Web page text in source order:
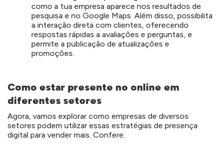
como a tua empresa aparece nos resultados de
pesquisa e no Google Maps. Além disso, possibilita
a interação direta com clientes, oferecendo
respostas rápidas a avaliações e perguntas, e
permite a publicação de atualizações e
promoções.
Como estar presente no online em
diferentes setores
Agora, vamos explorar como empresas de diversos
setores podem utilizar essas estratégias de presença
digital para vender mais. Confere: